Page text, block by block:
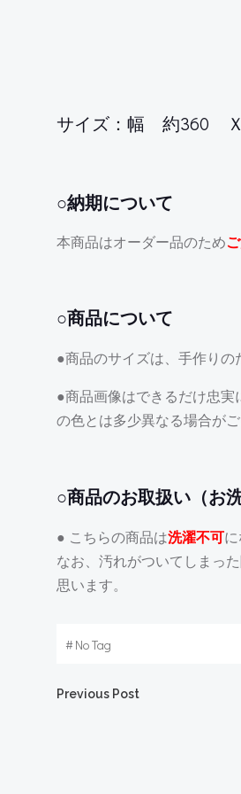
サイズ：幅 約360
○納期について
本商品はオーダー品のため
○商品について
●商品のサイズは、手作りの
●商品画像はできるだけ忠
の色とは多少異なる場合がご
○商品のお取扱い（お
● こちらの商品は洗濯不可
なお、汚れがついてしまっ
思います。
#No Tag
Post
Previous Post